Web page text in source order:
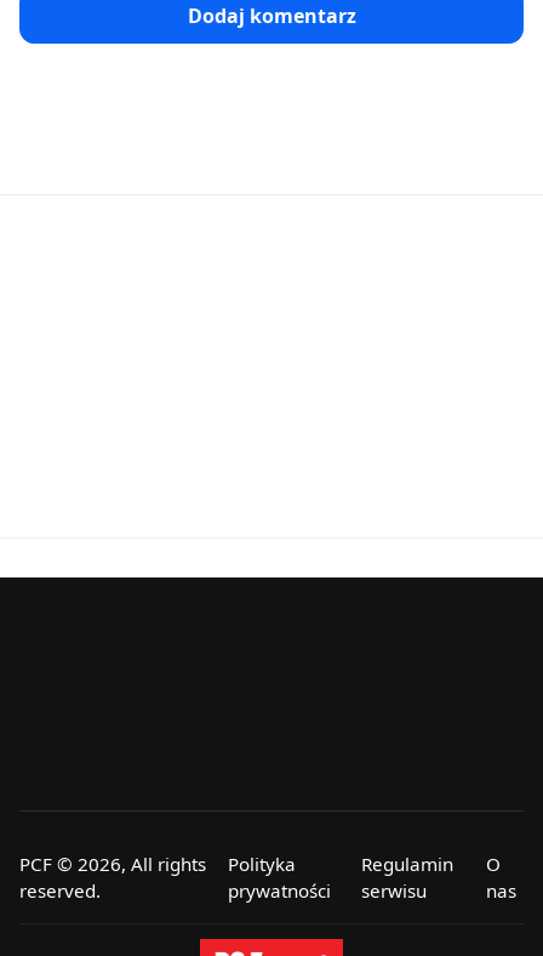
Dodaj komentarz
PCF © 2026, All rights
reserved.
Polityka
prywatności
Regulamin
serwisu
O
nas